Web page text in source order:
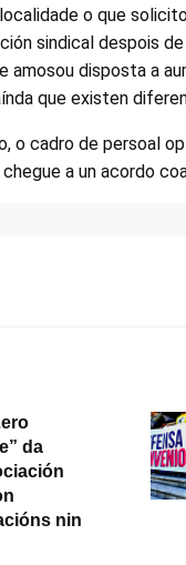
o que
sindical despois
amosou disposta a
que existen
o cadro de persoal
a un acordo
da
nin